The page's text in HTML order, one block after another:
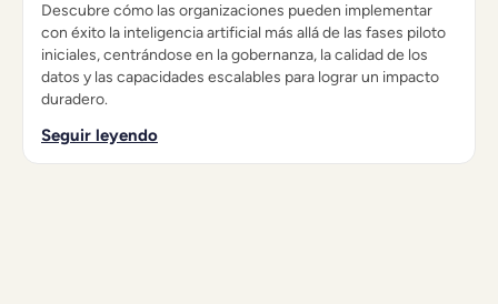
Descubre cómo las organizaciones pueden implementar
con éxito la inteligencia artificial más allá de las fases piloto
iniciales, centrándose en la gobernanza, la calidad de los
datos y las capacidades escalables para lograr un impacto
duradero.
Seguir leyendo